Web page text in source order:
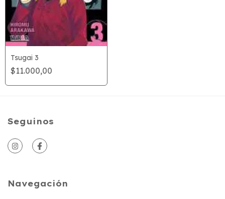
Tsugai 3
$11.000,00
Seguinos
Navegación